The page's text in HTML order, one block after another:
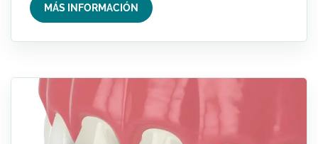
MÁS INFORMACIÓN